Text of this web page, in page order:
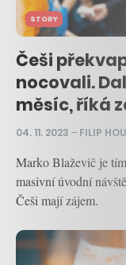
STORY
Češi
nocovali.
měsíc, říká
04. 11. 2023 – FILIP
Marko Blaževič je
masivní úvodní
Češi mají zájem.